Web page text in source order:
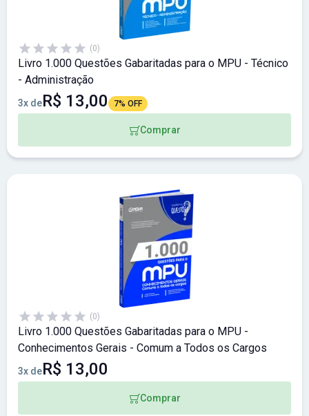
(0)
Livro 1.000 Questões Gabaritadas para o MPU - Técnico
- Administração
3x deR$ 13,00 7% OFF
Comprar
(0)
Livro 1.000 Questões Gabaritadas para o MPU -
Conhecimentos Gerais - Comum a Todos os Cargos
3x deR$ 13,00
Comprar